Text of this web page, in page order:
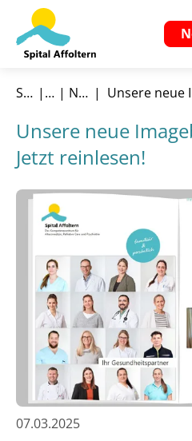
Startseite Aktuelles
News & Aktuelles Unsere neue
Unsere neue
Jetzt reinlesen!
07.03.2025